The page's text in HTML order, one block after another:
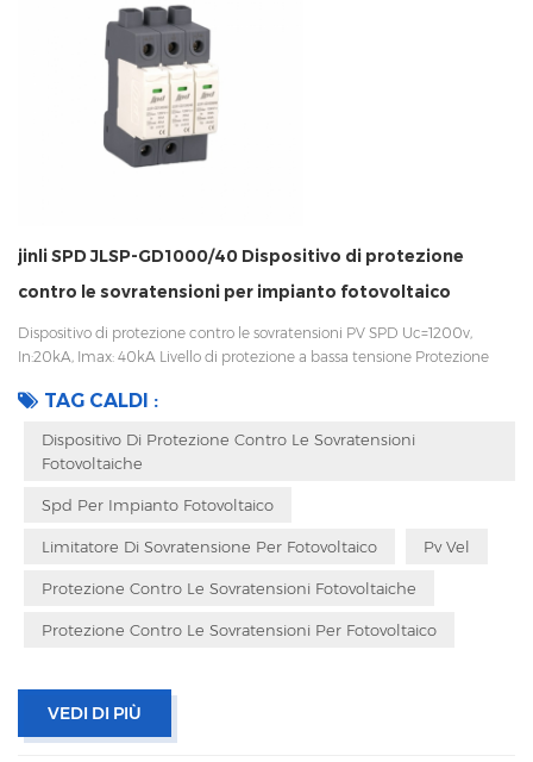
jinli SPD JLSP-GD1000/40 Dispositivo di protezione
contro le sovratensioni per impianto fotovoltaico
Dispositivo di protezione contro le sovratensioni PV SPD Uc=1200v,
In:20kA, Imax: 40kA Livello di protezione a bassa tensione Protezione
OEM/ODM accettabile
TAG CALDI :
Dispositivo Di Protezione Contro Le Sovratensioni
Fotovoltaiche
Spd Per Impianto Fotovoltaico
Limitatore Di Sovratensione Per Fotovoltaico Pv Vel
Protezione Contro Le Sovratensioni Fotovoltaiche
Protezione Contro Le Sovratensioni Per Fotovoltaico
VEDI DI PIÙ